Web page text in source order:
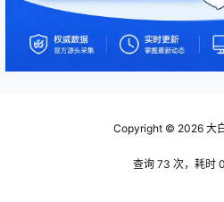
Copyright © 2026大
查询 73 次，耗时